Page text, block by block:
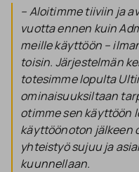
– Aloitimme tiiviin ja
vuotta ennen kuin
meille käyttöön –
toisin. Järjestelmän
totesimme lopulta
ominaisuuksiltaan
otimme sen käyttöön
käyttöönoton jälkeen
yhteistyö sujuu ja
kuunnellaan.